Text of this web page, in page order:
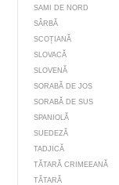
SAMI DE NORD
SÂRBĂ
SCOȚIANĂ
SLOVACĂ
SLOVENĂ
SORABĂ DE JOS
SORABĂ DE SUS
SPANIOLĂ
SUEDEZĂ
TADJICĂ
TĂTARĂ CRIMEEANĂ
TĂTARĂ